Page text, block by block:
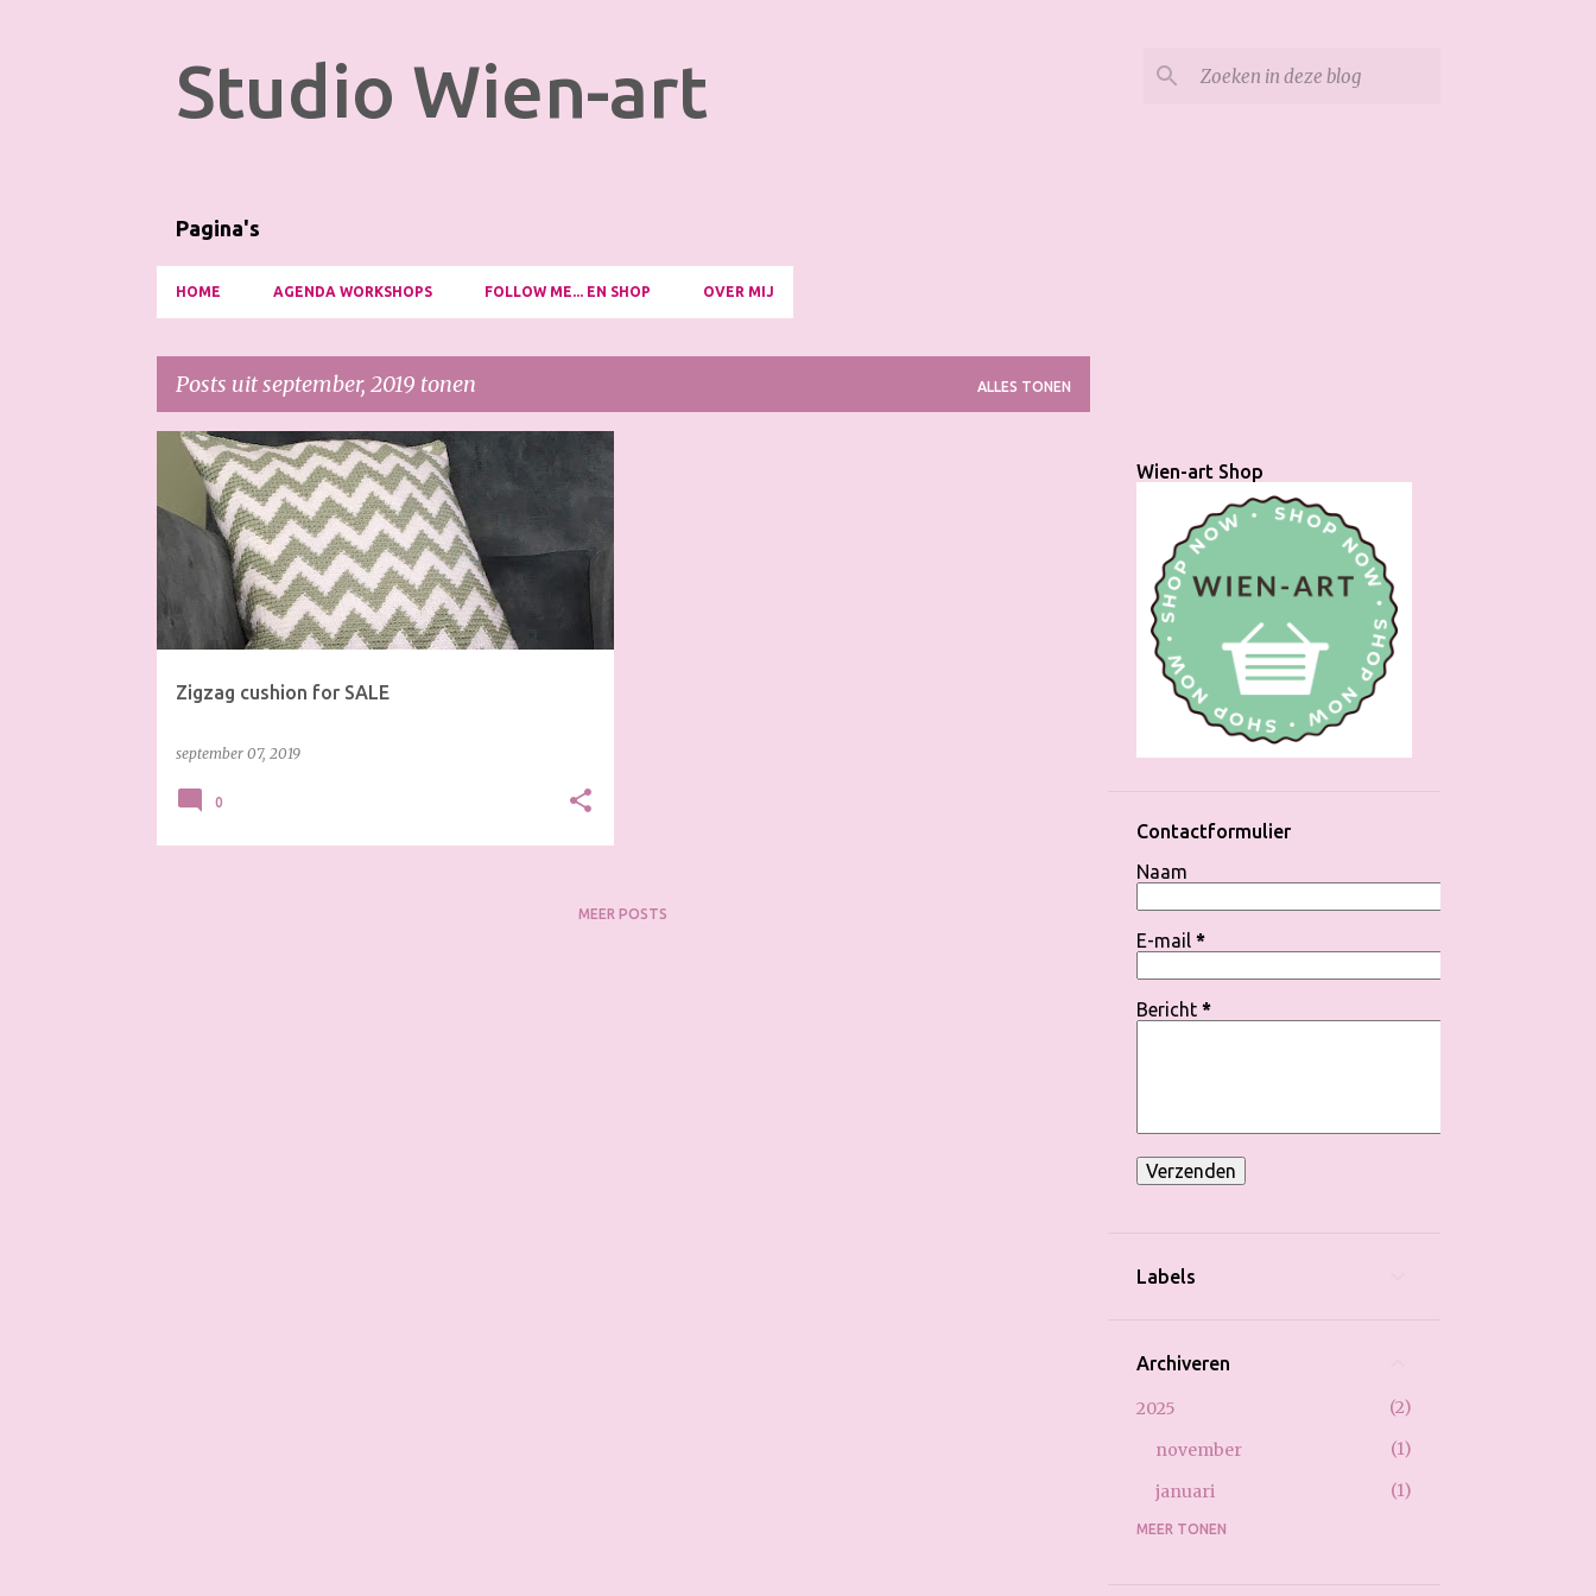
Studio Wien-art
Pagina's
HOME AGENDA WORKSHOPS FOLLOW ME... EN SHOP OVER MIJ
Posts uit september, 2019 tonen ALLES TONEN
o
s
s
Zigzag cushion for SALE
september 07, 2019
CROCHET FAIR ISLE HAKEN KUSSEN TAPESTRY
WOL VAN DE ZEEMAN WOONACCESSOIRE
0
MEER POSTS
Wien-art Shop
Contactformulier
Naam
E-mail *
Bericht *
Labels
Archiveren
2025
2
november
1
januari
1
2022
MEER TONEN